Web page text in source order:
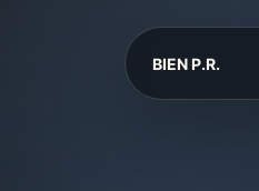
BIEN P.R.